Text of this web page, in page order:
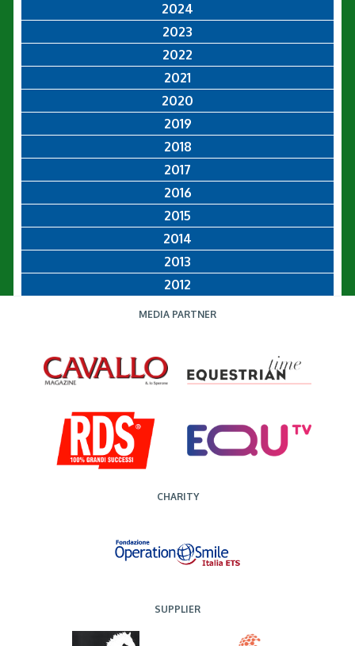
2024
2023
2022
2021
2020
2019
2018
2017
2016
2015
2014
2013
2012
MEDIA PARTNER
CHARITY
SUPPLIER